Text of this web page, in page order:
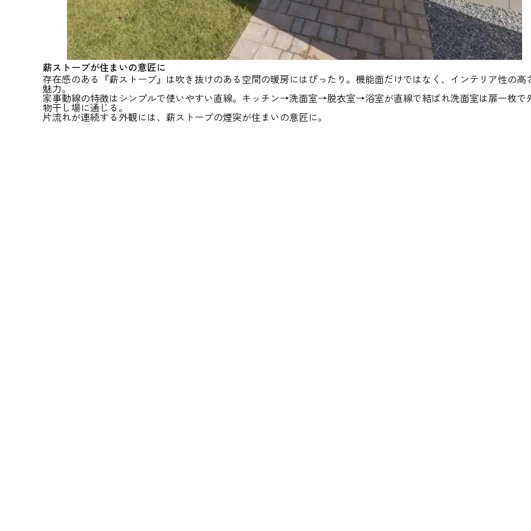
薪ストーブが住まいの意匠に
存在感のある『薪ストーブ』は吹き抜けのある空間の暖房にはぴったり。機能面だけではなく、インテリア性の高
魅力。
家事動線の特徴はシンプルで使いやすい直線。キッチン→洗面室→脱衣室→浴室が直線で結ばれ洗面室は扉一枚で
物干し場に通じる。
片流れが連続する外観には、薪ストーブの煙突が住まいの意匠に。